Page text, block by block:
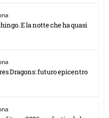
E la notte che ha quasi
Dragons: futuro epicentro